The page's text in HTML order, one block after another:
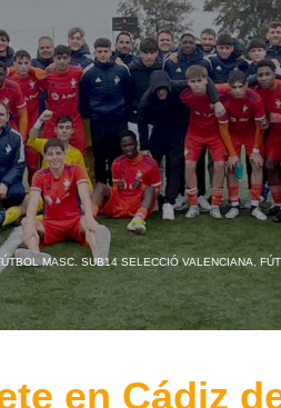
MASC. SUB14 SELECCIÓ VALENCIANA,
en Cádiz